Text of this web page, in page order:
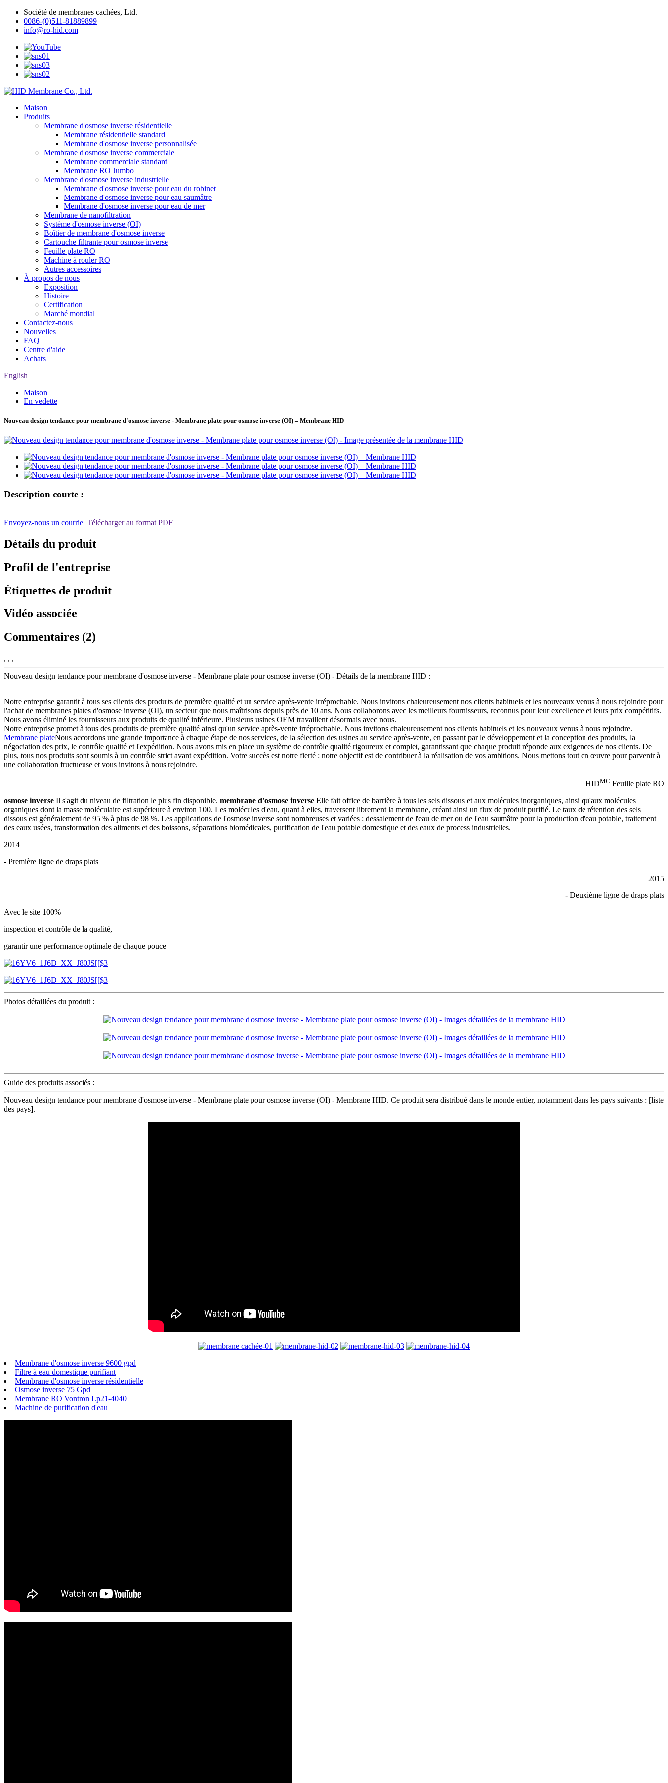
Société de membranes cachées, Ltd.
0086-(0)511-81889899
info@ro-hid.com
Maison
Produits
Membrane d'osmose inverse résidentielle
Membrane résidentielle standard
Membrane d'osmose inverse personnalisée
Membrane d'osmose inverse commerciale
Membrane commerciale standard
Membrane RO Jumbo
Membrane d'osmose inverse industrielle
Membrane d'osmose inverse pour eau du robinet
Membrane d'osmose inverse pour eau saumâtre
Membrane d'osmose inverse pour eau de mer
Membrane de nanofiltration
Système d'osmose inverse (OI)
Boîtier de membrane d'osmose inverse
Cartouche filtrante pour osmose inverse
Feuille plate RO
Machine à rouler RO
Autres accessoires
À propos de nous
Exposition
Histoire
Certification
Marché mondial
Contactez-nous
Nouvelles
FAQ
Centre d'aide
Achats
English
Maison
En vedette
Nouveau design tendance pour membrane d'osmose inverse - Membrane plate pour osmose inverse (OI) – Membrane HID
Description courte :
Envoyez-nous un courriel Télécharger au format PDF
Détails du produit
Profil de l'entreprise
Étiquettes de produit
Vidéo associée
Commentaires (2)
, , ,
Nouveau design tendance pour membrane d'osmose inverse - Membrane plate pour osmose inverse (OI) - Détails de la membrane HID :
Notre entreprise garantit à tous ses clients des produits de première qualité et un service après-vente irréprochable. Nous invitons chaleureusement nos clients habituels et les nouveaux venus à nous rejoindre pour
l'achat de membranes plates d'osmose inverse (OI), un secteur que nous maîtrisons depuis près de 10 ans. Nous collaborons avec les meilleurs fournisseurs, reconnus pour leur excellence et leurs prix compétitifs.
Nous avons éliminé les fournisseurs aux produits de qualité inférieure. Plusieurs usines OEM travaillent désormais avec nous.
Notre entreprise promet à tous des produits de première qualité ainsi qu'un service après-vente irréprochable. Nous invitons chaleureusement nos clients habituels et les nouveaux venus à nous rejoindre.
Membrane plateNous accordons une grande importance à chaque étape de nos services, de la sélection des usines au service après-vente, en passant par le développement et la conception des produits, la
négociation des prix, le contrôle qualité et l'expédition. Nous avons mis en place un système de contrôle qualité rigoureux et complet, garantissant que chaque produit réponde aux exigences de nos clients. De
plus, tous nos produits sont soumis à un contrôle strict avant expédition. Votre succès est notre fierté : notre objectif est de contribuer à la réalisation de vos ambitions. Nous mettons tout en œuvre pour parvenir à
une collaboration fructueuse et vous invitons à nous rejoindre.
HIDMC Feuille plate RO
osmose inverse Il s'agit du niveau de filtration le plus fin disponible. membrane d'osmose inverse Elle fait office de barrière à tous les sels dissous et aux molécules inorganiques, ainsi qu'aux molécules
organiques dont la masse moléculaire est supérieure à environ 100. Les molécules d'eau, quant à elles, traversent librement la membrane, créant ainsi un flux de produit purifié. Le taux de rétention des sels
dissous est généralement de 95 % à plus de 98 %. Les applications de l'osmose inverse sont nombreuses et variées : dessalement de l'eau de mer ou de l'eau saumâtre pour la production d'eau potable, traitement
des eaux usées, transformation des aliments et des boissons, séparations biomédicales, purification de l'eau potable domestique et des eaux de process industrielles.
2014
- Première ligne de draps plats
2015
- Deuxième ligne de draps plats
Avec le site 100%
inspection et contrôle de la qualité,
garantir une performance optimale de chaque pouce.
Photos détaillées du produit :
Guide des produits associés :
Nouveau design tendance pour membrane d'osmose inverse - Membrane plate pour osmose inverse (OI) - Membrane HID. Ce produit sera distribué dans le monde entier, notamment dans les pays suivants : [liste
des pays].
Membrane d'osmose inverse 9600 gpd
Filtre à eau domestique purifiant
Membrane d'osmose inverse résidentielle
Osmose inverse 75 Gpd
Membrane RO Vontron Lp21-4040
Machine de purification d'eau